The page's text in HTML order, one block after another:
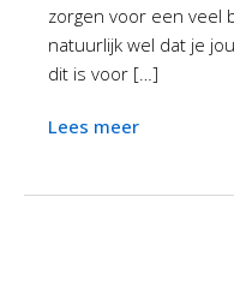
zorgen voor een veel
natuurlijk wel dat je
dit is voor […]
Lees meer